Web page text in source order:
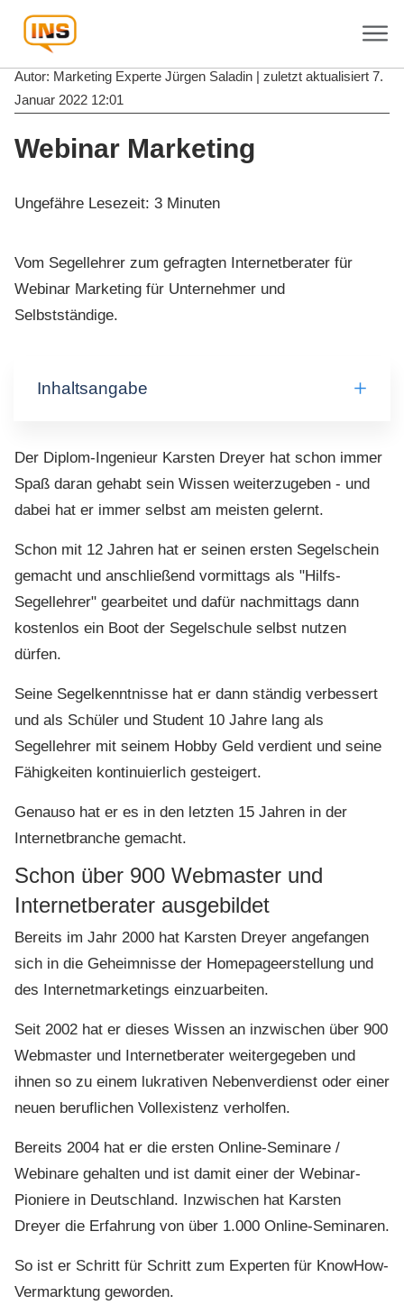
Autor: Marketing Experte Jürgen Saladin | zuletzt aktualisiert 7.
Januar 2022 12:01
Webinar Marketing
Ungefähre Lesezeit: 3 Minuten
Vom Segellehrer zum gefragten Internetberater für
Webinar Marketing für Unternehmer und
Selbstständige.
Inhaltsangabe
Der Diplom-Ingenieur Karsten Dreyer hat schon immer
Spaß daran gehabt sein Wissen weiterzugeben - und
dabei hat er immer selbst am meisten gelernt.
Schon mit 12 Jahren hat er seinen ersten Segelschein
gemacht und anschließend vormittags als "Hilfs-
Segellehrer" gearbeitet und dafür nachmittags dann
kostenlos ein Boot der Segelschule selbst nutzen
dürfen.
Seine Segelkenntnisse hat er dann ständig verbessert
und als Schüler und Student 10 Jahre lang als
Segellehrer mit seinem Hobby Geld verdient und seine
Fähigkeiten kontinuierlich gesteigert.
Genauso hat er es in den letzten 15 Jahren in der
Internetbranche gemacht.
Schon über 900 Webmaster und
Internetberater ausgebildet
Bereits im Jahr 2000 hat Karsten Dreyer angefangen
sich in die Geheimnisse der Homepageerstellung und
des Internetmarketings einzuarbeiten.
Seit 2002 hat er dieses Wissen an inzwischen über 900
Webmaster und Internetberater weitergegeben und
ihnen so zu einem lukrativen Nebenverdienst oder einer
neuen beruflichen Vollexistenz verholfen.
Bereits 2004 hat er die ersten Online-Seminare /
Webinare gehalten und ist damit einer der Webinar-
Pioniere in Deutschland. Inzwischen hat Karsten
Dreyer die Erfahrung von über 1.000 Online-Seminaren.
So ist er Schritt für Schritt zum Experten für KnowHow-
Vermarktung geworden.